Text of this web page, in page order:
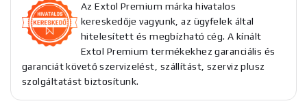
Az Extol Premium márka hivatalos
kereskedője vagyunk, az ügyfelek által
hitelesített és megbízható cég. A kínált
Extol Premium termékekhez garanciális és
garanciát követő szervizelést, szállítást, szerviz plusz
szolgáltatást biztosítunk.